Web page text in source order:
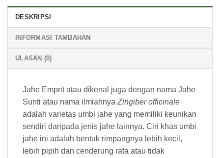
DESKRIPSI
INFORMASI TAMBAHAN
ULASAN (0)
Jahe Emprit atau dikenal juga dengan nama Jahe
Sunti atau nama ilmiahnya Zingiber officinale
adalah varietas umbi jahe yang memiliki keunikan
sendiri daripada jenis jahe lainnya. Ciri khas umbi
jahe ini adalah bentuk rimpangnya lebih kecil,
lebih pipih dan cenderung rata atau tidak